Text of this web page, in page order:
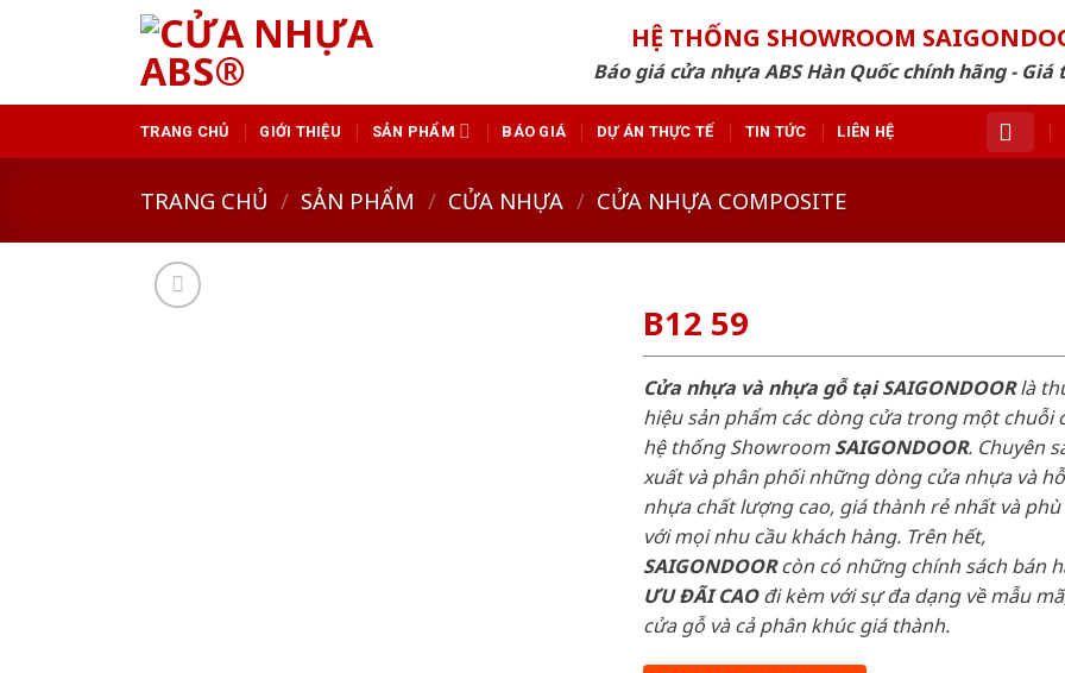
HỆ THỐNG SHOWROOM
Báo giá cửa nhựa ABS Hàn Quốc chính hãng -
TRANG CHỦ GIỚI THIỆU SẢN PHẨM BÁO GIÁ DỰ ÁN THỰC TẾ TIN TỨC LIÊN HỆ
TRANG CHỦ / SẢN PHẨM / CỬA NHỰA / CỬA NHỰA COMPOSITE
B12 59
Cửa nhựa và nhựa gỗ tại SAIGONDOORlà
hiệu sản phẩm các dòng cửa trong một chuỗi
hệ thống ShowroomSAIGONDOOR. Chuyên
xuất và phân phối những dòng cửa nhựa và
nhựa chất lượng cao, giá thành rẻ nhất và
với mọi nhu cầu khách hàng. Trên hết,
SAIGONDOORcòn có những chính sách bán
ƯU ĐÃI CAOđi kèm với sự đa dạng về mẫu
cửa gỗ và cả phân khúc giá thành.